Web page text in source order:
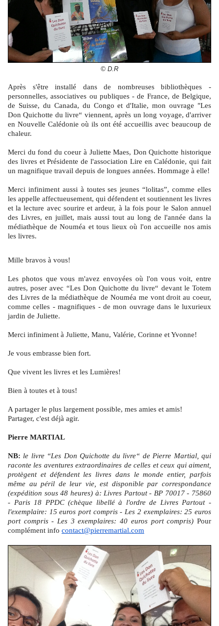
© D.R
Après s'être installé dans de nombreuses bibliothèques -
personnelles, associatives ou publiques - de France, de Belgique,
de Suisse, du Canada, du Congo et d'Italie, mon ouvrage "Les
Don Quichotte du livre“ viennent, après un long voyage, d'arriver
en Nouvelle Calédonie où ils ont été accueillis avec beaucoup de
chaleur.
Merci du fond du coeur à Juliette Maes, Don Quichotte historique
des livres et Présidente de l'association Lire en Calédonie, qui fait
un magnifique travail depuis de longues années. Hommage à elle!
Merci infiniment aussi à toutes ses jeunes “lolitas”, comme elles
les appelle affectueusement, qui défendent et soutiennent les livres
et la lecture avec sourire et ardeur, à la fois pour le Salon annuel
des Livres, en juillet, mais aussi tout au long de l'année dans la
médiathèque de Nouméa et tous lieux où l'on accueille nos amis
les livres.
Mille bravos à vous!
Les photos que vous m'avez envoyées où l'on vous voit, entre
autres, poser avec “Les Don Quichotte du livre“ devant le Totem
des Livres de la médiathèque de Nouméa me vont droit au coeur,
comme celles - magnifiques - de mon ouvrage dans le luxurieux
jardin de Juliette.
Merci infiniment à Juliette, Manu, Valérie, Corinne et Yvonne!
Je vous embrasse bien fort.
Que vivent les livres et les Lumières!
Bien à toutes et à tous!
A partager le plus largement possible, mes amies et amis!
Partager, c'est déjà agir.
Pierre MARTIAL
NB: le livre “Les Don Quichotte du livre“ de Pierre Martial, qui
raconte les aventures extraordinaires de celles et ceux qui aiment,
protègent et défendent les livres dans le monde entier, parfois
même au péril de leur vie, est disponible par correspondance
(expédition sous 48 heures) à: Livres Partout - BP 70017 - 75860
- Paris 18 PPDC (chèque libellé à l'ordre de Livres Partout -
l'exemplaire: 15 euros port compris - Les 2 exemplaires: 25 euros
port compris - Les 3 exemplaires: 40 euros port compris) Pour
complément info contact@pierremartial.com